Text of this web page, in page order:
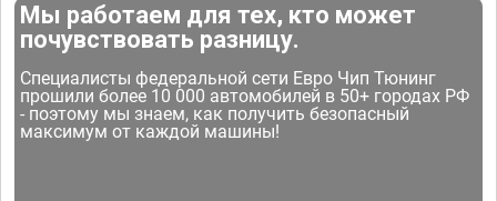
Мы работаем для тех, кто может
почувствовать разницу.
Специалисты федеральной сети Евро Чип Тюнинг
прошили более 10 000 автомобилей в 50+ городах РФ
- поэтому мы знаем, как получить безопасный
максимум от каждой машины!